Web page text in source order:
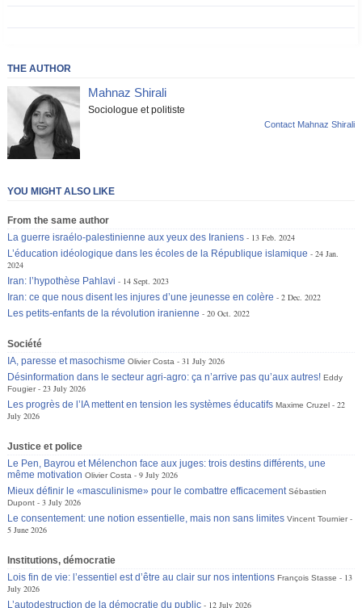
THE AUTHOR
Mahnaz Shirali
Sociologue et politiste
Contact Mahnaz Shirali
YOU MIGHT ALSO LIKE
From the same author
La guerre israélo-palestinienne aux yeux des Iraniens 13 Feb. 2024
L’éducation idéologique dans les écoles de la République islamique
24 Jan.
2024
Iran: l’hypothèse Pahlavi
14 Sept. 2023
Iran: ce que nous disent les injures d’une jeunesse en colère
2 Dec. 2022
Les petits-enfants de la révolution iranienne
20 Oct. 2022
Société
IA, paresse et masochisme Olivier Costa
31 July 2026
Désinformation dans le secteur agri-agro: ça n’arrive pas qu’aux autres! Eddy
Fougier
23 July 2026
Les progrès de l’IA mettent en tension les systèmes éducatifs Maxime Cruzel
22
July 2026
Justice et police
Le Pen, Bayrou et Mélenchon face aux juges: trois destins différents, une
même motivation Olivier Costa
9 July 2026
Mieux définir le «masculinisme» pour le combattre efficacement Sébastien
Dupont
3 July 2026
Le consentement: une notion essentielle, mais non sans limites Vincent Tournier
5 June 2026
Institutions, démocratie
Lois fin de vie: l’essentiel est d’être au clair sur nos intentions François Stasse
13
July 2026
L’autodestruction de la démocratie du public
12 July 2026